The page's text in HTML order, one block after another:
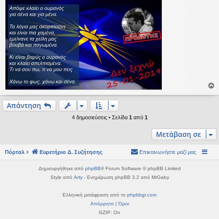
ο
Απάντηση
4 δημοσιεύσεις • Σελίδα 1 από 1
Μετάβαση σε
Πόρταλ Ευρετήριο Δ. Συζήτησης Επικοινωνήστε μαζί μας
Δημιουργήθηκε από phpBB® Forum Software © phpBB Limited
Style από Arty- Ενημέρωση phpBB 3.2 από MrGaby
Ελληνική μετάφραση από το phpbbgr.com
Απόρρητο |Όροι
GZIP: On